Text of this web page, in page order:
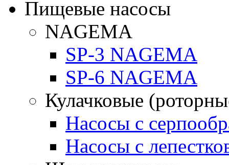
Пищевые насосы
NAGEMA
SP-3 NAGEMA
SP-6 NAGEMA
Кулачковые
Насосы с
Насосы с